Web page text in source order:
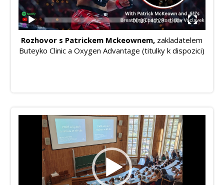
00:00|41:28 1.00x
Rozhovor s Patrickem Mckeownem, zakladatelem
Buteyko Clinic a Oxygen Advantage (titulky k dispozici)
přehrávač